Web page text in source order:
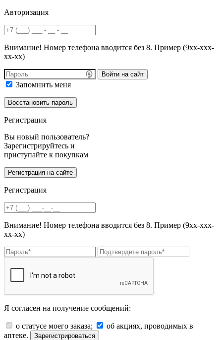
Авторизация
Внимание! Номер телефона вводится без 8. Пример (9хх-ххх-
хх-хх)
Войти на сайт
Запомнить меня
Регистрация
Вы новый пользователь?
Зарегистрируйтесь и
приступайте к покупкам
Регистрация
Внимание! Номер телефона вводится без 8. Пример (9хх-ххх-
хх-хх)
Я согласен на получение сообщений:
о статусе моего заказа;
об акциях, проводимых в
аптеке.
Зарегистрироваться